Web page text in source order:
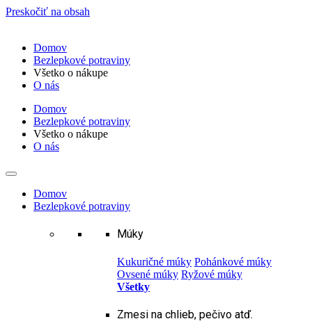
Preskočiť na obsah
Domov
Bezlepkové potraviny
Všetko o nákupe
O nás
Domov
Bezlepkové potraviny
Všetko o nákupe
O nás
Domov
Bezlepkové potraviny
Múky
Kukuričné múky Pohánkové múky
Ovsené múky Ryžové múky
Všetky
Zmesi na chlieb, pečivo atď.